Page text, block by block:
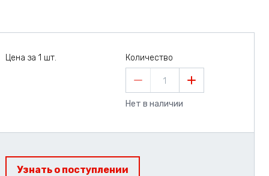
Цена за 1 шт. Количество
1
Нет в наличии
Узнать о поступлении